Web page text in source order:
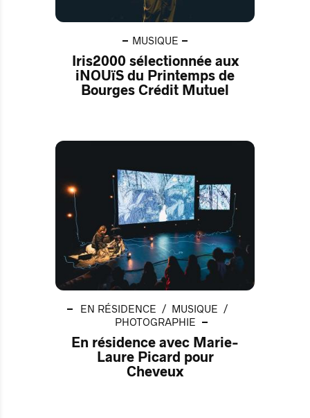
MUSIQUE
Iris2000 sélectionnée aux
iNOUïS du Printemps de
Bourges Crédit Mutuel
EN RÉSIDENCE
MUSIQUE
PHOTOGRAPHIE
En résidence avec Marie-
Laure Picard pour
Cheveux